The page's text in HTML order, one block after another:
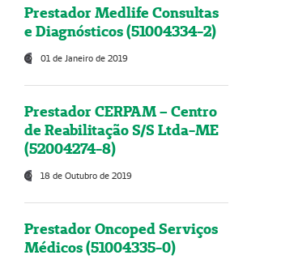
Prestador Medlife Consultas
e Diagnósticos (51004334-2)
01 de Janeiro de 2019
Prestador CERPAM – Centro
de Reabilitação S/S Ltda-ME
(52004274-8)
18 de Outubro de 2019
Prestador Oncoped Serviços
Médicos (51004335-0)